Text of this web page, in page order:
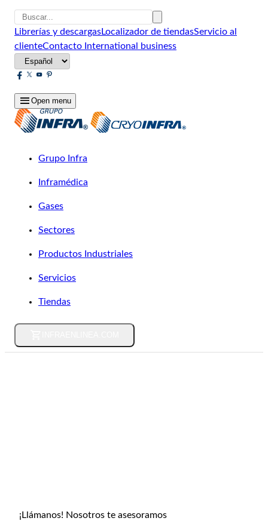
Librerías y descargasLocalizador de tiendasServicio al
clienteContacto International business
Open menu
Grupo Infra
Inframédica
Gases
Sectores
Productos Industriales
Servicios
Tiendas
¡Llámanos! Nosotros te asesoramos